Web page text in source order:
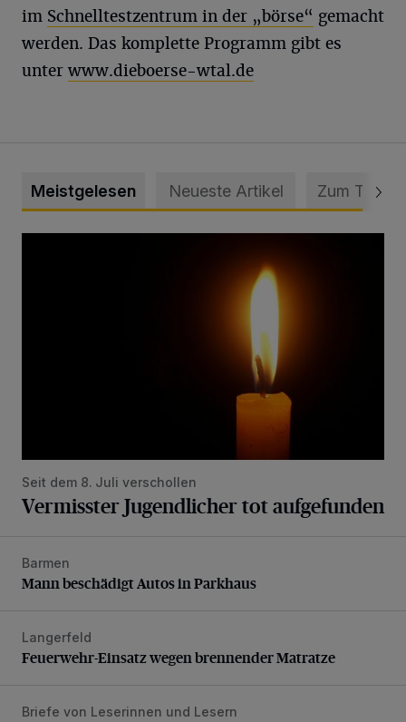
im Schnelltestzentrum in der „börse“ gemacht
werden. Das komplette Programm gibt es
unter www.dieboerse-wtal.de
Meistgelesen Neueste Artikel Zum Thema
Seit dem 8. Juli verschollen
Vermisster Jugendlicher tot aufgefunden
Mann beschädigt Autos in Parkhaus
Barmen
Mann beschädigt Autos in Parkhaus
Feuerwehr-Einsatz wegen brennender Matratze
Langerfeld
Feuerwehr-Einsatz wegen brennender Matratze
„Stoßdämpfertest mit Unterbodenbehandlung“
Briefe von Leserinnen und Lesern